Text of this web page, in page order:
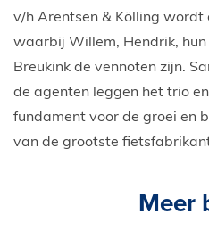
v/h Arentsen & Kölling
waarbij Willem, Hendrik, hun
Breukink de vennoten zijn.
de agenten leggen het trio
fundament voor de groei en
van de grootste
Meer